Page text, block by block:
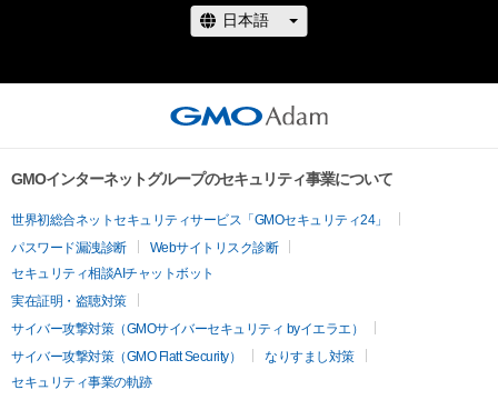
GMOインターネットグループのセキュリティ事業について
世界初総合ネットセキュリティサービス「GMOセキュリティ24」
パスワード漏洩診断
Webサイトリスク診断
セキュリティ相談AIチャットボット
実在証明・盗聴対策
サイバー攻撃対策（GMOサイバーセキュリティ byイエラエ）
サイバー攻撃対策（GMO Flatt Security）
なりすまし対策
セキュリティ事業の軌跡